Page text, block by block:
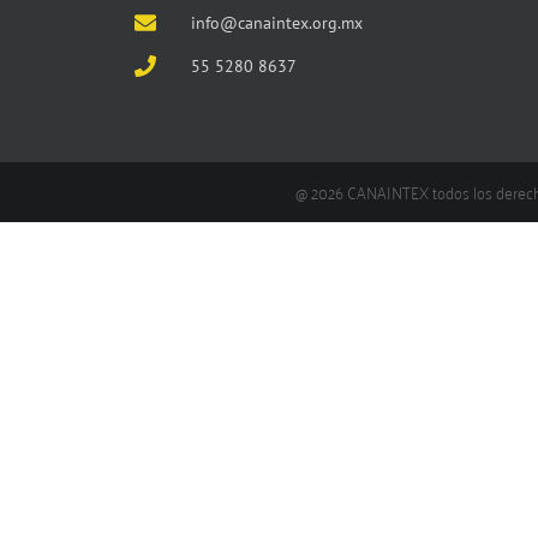
info@canaintex.org.mx
55 5280 8637
@ 2026 CANAINTEX todos los